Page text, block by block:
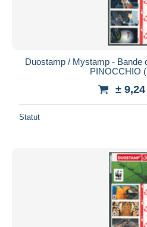
Duostamp / Mystamp - Bande
PINOCCHIO
±
Statut